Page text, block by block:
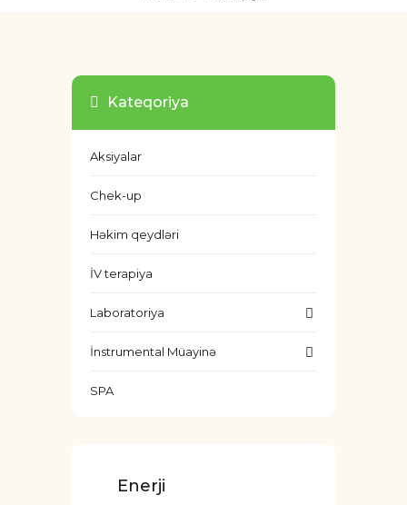
Kateqoriya
Aksiyalar
Chek-up
Həkim qeydləri
İV terapiya
Laboratoriya
İnstrumental Müayinə
SPA
Enerji